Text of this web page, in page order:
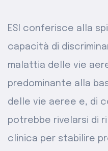
ESI conferisce alla
capacità di
malattia delle vie
predominante alla
delle vie aeree e, di
potrebbe rivelarsi di
clinica per stabilire